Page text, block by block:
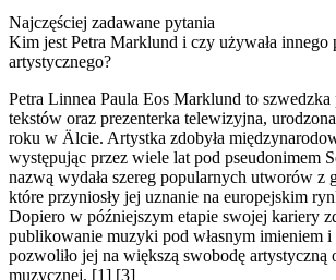
Najczęściej zadawane pytania
Kim jest Petra Marklund i czy używała innego
artystycznego?
Petra Linnea Paula Eos Marklund to szwedzka
tekstów oraz prezenterka telewizyjna,
roku w Älcie. Artystka zdobyła
występując przez wiele lat pod pseudonimem
nazwą wydała szereg popularnych utworów z
które przyniosły jej uznanie na europejskim
Dopiero w późniejszym etapie swojej kariery
publikowanie muzyki pod własnym imieniem
pozwoliło jej na większą swobodę artystyczną
muzycznej. [1] [3]